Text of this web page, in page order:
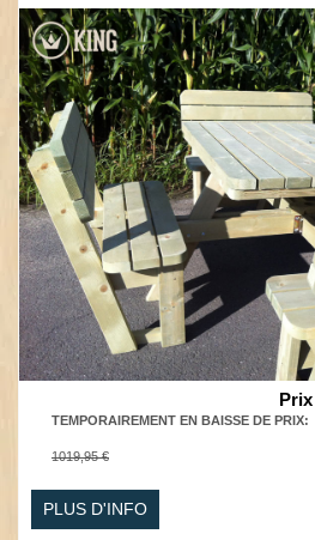
TEMPORAIREMENT EN BAISSE DE PRIX:
1019,95 €
PLUS D'INFO